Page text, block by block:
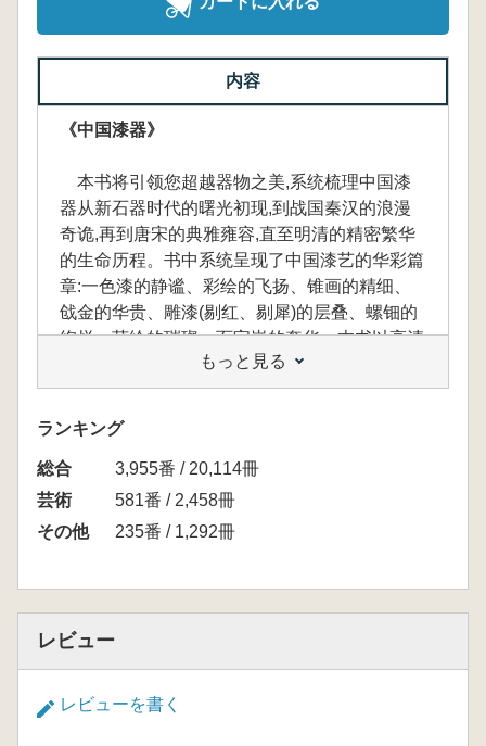
内容
《中国漆器》
本书将引领您超越器物之美,系统梳理中国漆
器从新石器时代的曙光初现,到战国秦汉的浪漫
奇诡,再到唐宋的典雅雍容,直至明清的精密繁华
的生命历程。书中系统呈现了中国漆艺的华彩篇
章:一色漆的静谧、彩绘的飞扬、锥画的精细、
戗金的华贵、雕漆(剔红、剔犀)的层叠、螺钿的
绚烂、莳绘的璀璨、百宝嵌的奢华。本书以高清
细节与步骤图解,让这些“绝学”变得可感、可知。
书中汇集海内外顶级馆藏珍品,以超清摄影捕捉
雕漆的断面层次、螺钿的幻彩光泽,呈现前所未
见的视觉震撼。
本書は漆器を中心に据え、中国工芸美術の壮
っています。書中では、一色漆の静謐、彩絵の
剔犀)の層理、螺鈿の燦爛、蒔絵の輝き、百宝
もっと見る
ランキング
総合
3,955番 / 20,114冊
芸術
581番 / 2,458冊
その他
235番 / 1,292冊
レビュー
レビューを書く